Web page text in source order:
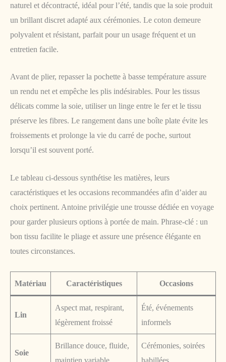
naturel et décontracté, idéal pour l’été, tandis que la soie produit
un brillant discret adapté aux cérémonies. Le coton demeure
polyvalent et résistant, parfait pour un usage fréquent et un
entretien facile.
Avant de plier, repasser la pochette à basse température assure
un rendu net et empêche les plis indésirables. Pour les tissus
délicats comme la soie, utiliser un linge entre le fer et le tissu
préserve les fibres. Le rangement dans une boîte plate évite les
froissements et prolonge la vie du carré de poche, surtout
lorsqu’il est souvent porté.
Le tableau ci-dessous synthétise les matières, leurs
caractéristiques et les occasions recommandées afin d’aider au
choix pertinent. Antoine privilégie une trousse dédiée en voyage
pour garder plusieurs options à portée de main. Phrase-clé : un
bon tissu facilite le pliage et assure une présence élégante en
toutes circonstances.
Matériau Caractéristiques Occasions
Lin
Aspect mat, respirant,
légèrement froissé
Été, événements
informels
Soie
Brillance douce, fluide,
maintien variable
Cérémonies, soirées
habillées